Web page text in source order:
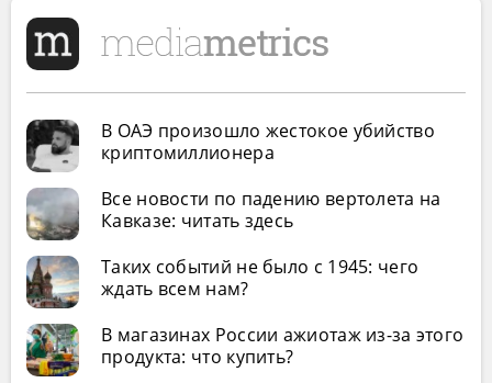
В ОАЭ произошло жестокое убийство
криптомиллионера
Все новости по падению вертолета на
Кавказе: читать здесь
Таких событий не было с 1945: чего
ждать всем нам?
В магазинах России ажиотаж из-за этого
продукта: что купить?